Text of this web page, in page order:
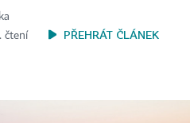
čtení
PŘEHRÁT ČLÁNEK